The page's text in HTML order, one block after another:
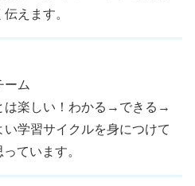
伝えます。
ーム
は楽しい！わかる→できる→
い学習サイクルを身につけて
ています。